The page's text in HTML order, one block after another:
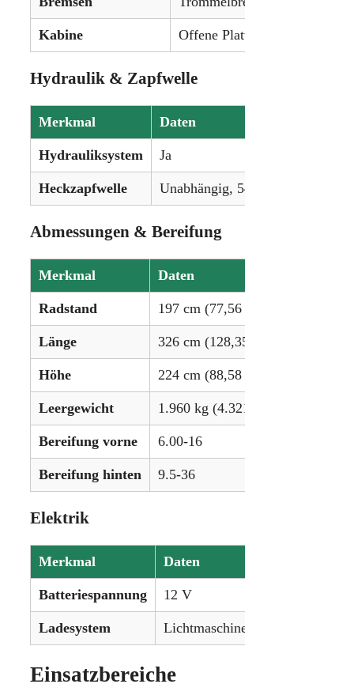
Kabine Offene Plattform
Hydraulik & Zapfwelle
Merkmal Daten
Hydrauliksystem Ja
Heckzapfwelle Unabhängig, 540 U/min
Abmessungen & Bereifung
Merkmal Daten
Radstand 197 cm (77,56 in)
Länge 326 cm (128,35 in)
Höhe 224 cm (88,58 in)
Leergewicht 1.960 kg (4.321 lbs)
Bereifung vorne 6.00-16
Bereifung hinten 9.5-36
Elektrik
Merkmal Daten
Batteriespannung 12 V
Ladesystem Lichtmaschine (Generator)
Einsatzbereiche